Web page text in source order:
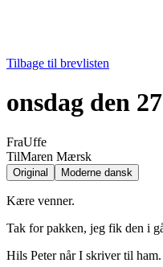
Tilbage til brevlisten
onsdag den
FraUffe
TilMaren Mærsk
Original Moderne dansk
Kære venner.
Tak for pakken, jeg fik den i
Hils Peter når I skriver til ham.